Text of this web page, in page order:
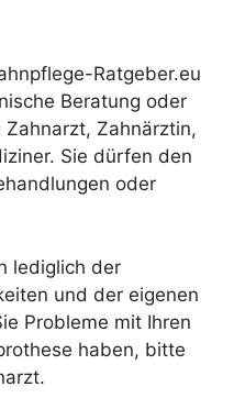
Ratgeber.eu
Beratung oder
Zahnärztin,
Sie dürfen den
oder
lediglich der
und der eigenen
Probleme mit Ihren
haben, bitte